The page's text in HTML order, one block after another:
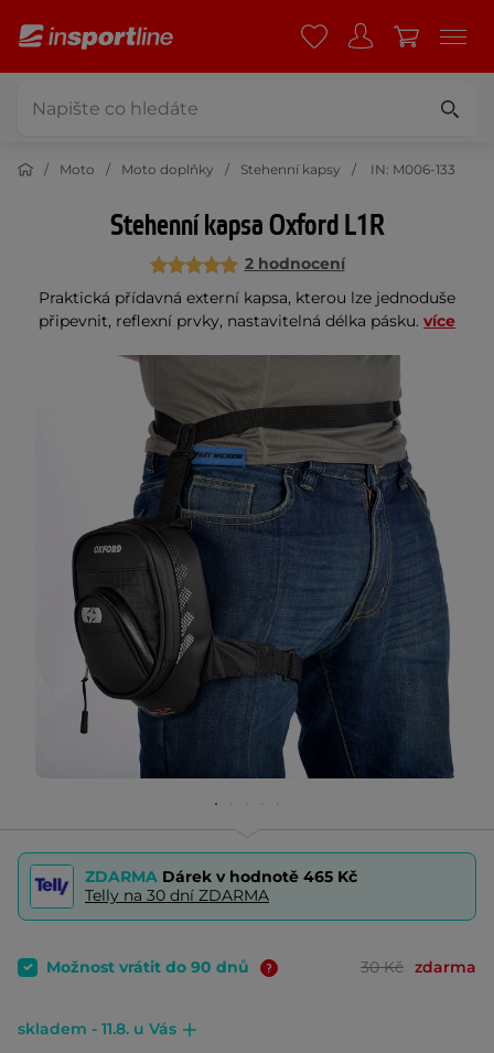
Moto Moto doplňky Stehenní kapsy IN: M006-133
Stehenní kapsa Oxford L1R
2 hodnocení
Praktická přídavná externí kapsa, kterou lze jednoduše
připevnit, reflexní prvky, nastavitelná délka pásku. více
ZDARMA Dárek v hodnotě 465 Kč
Telly na 30 dní ZDARMA
Možnost vrátit do 90 dnů 30 Kč zdarma
skladem - 11.8. u Vás